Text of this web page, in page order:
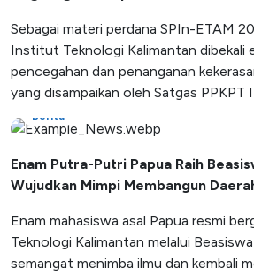
Sebagai materi perdana SPIn-ETAM
Institut Teknologi Kalimantan dibekali
pencegahan dan penanganan
yang disampaikan oleh Satgas PPKPT
Berita
Enam Putra-Putri Papua Raih
Wujudkan Mimpi Membangun
Enam mahasiswa asal Papua resmi
Teknologi Kalimantan melalui
semangat menimba ilmu dan kembali